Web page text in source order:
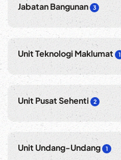
Jabatan Bangunan 3
Unit Teknologi Maklumat 1
Unit Pusat Sehenti 2
Unit Undang-Undang 1